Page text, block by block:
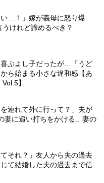
い…！」嫁が義母に怒り爆
けれど諦めるべき？
ぶよし子だったが…「うど
ら始まる小さな違和感【あ
】
連れて外に行って？」夫が
妻に追い打ちをかける…妻の
それ？」友人から夫の過去
て結婚した夫の過去まで信